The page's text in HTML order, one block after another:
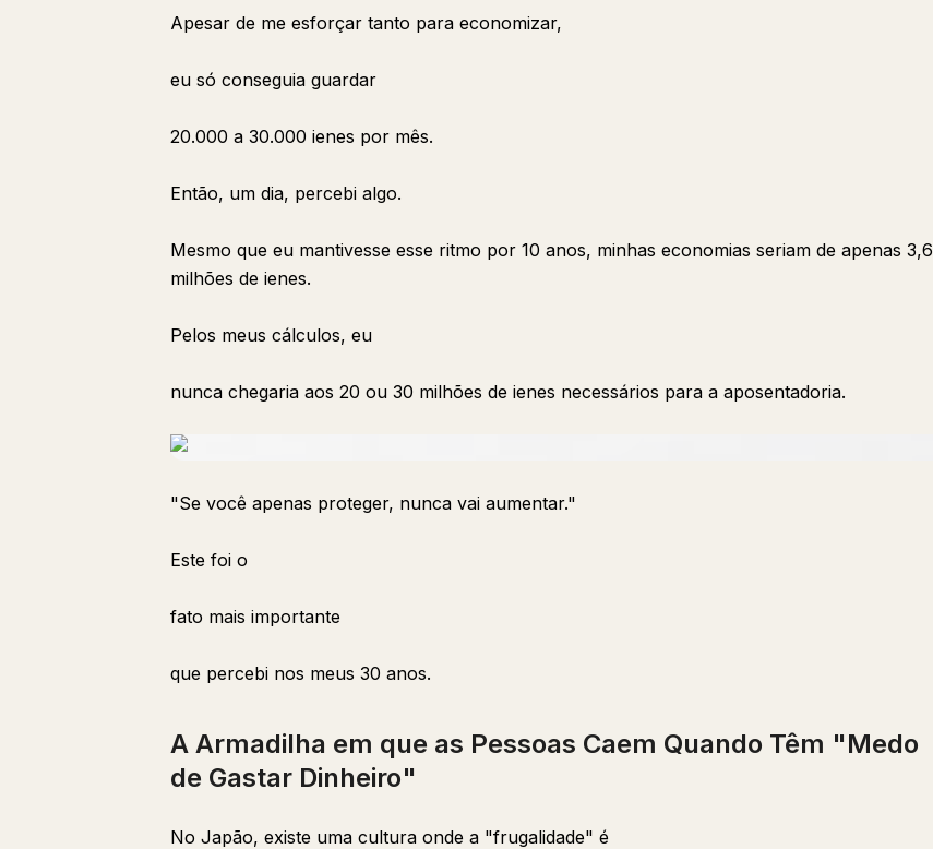
Apesar de me esforçar tanto para economizar,
eu só conseguia guardar
20.000 a 30.000 ienes por mês.
Então, um dia, percebi algo.
Mesmo que eu mantivesse esse ritmo por 10 anos, minhas economias seriam de apenas 3,6
milhões de ienes.
Pelos meus cálculos, eu
nunca chegaria aos 20 ou 30 milhões de ienes necessários para a aposentadoria.
"Se você apenas proteger, nunca vai aumentar."
Este foi o
fato mais importante
que percebi nos meus 30 anos.
A Armadilha em que as Pessoas Caem Quando Têm "Medo
de Gastar Dinheiro"
No Japão, existe uma cultura onde a "frugalidade" é